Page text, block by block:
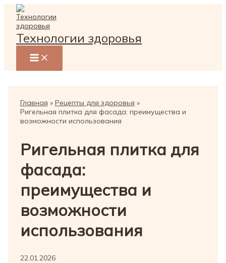
Перейти
содержимому
Технологии здоровья
Главная
Рецепты для здоровья
Ригельная плитка для фасада: преимущества и
возможности использования
Ригельная плитка для
фасада:
преимущества и
возможности
использования
22.01.2026